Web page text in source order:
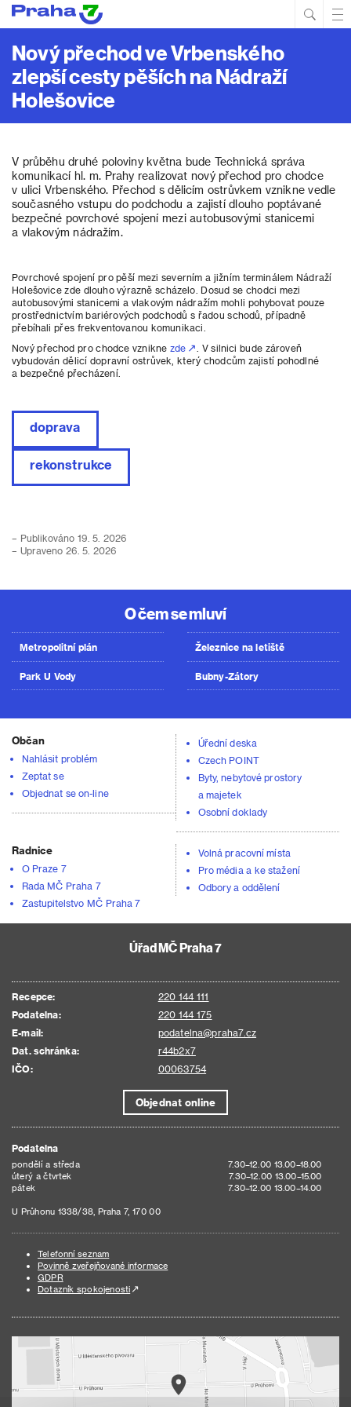
Nový přechod ve Vrbenského
zlepší cesty pěších na Nádraží
Holešovice
V průběhu druhé poloviny května bude Technická správa
komunikací hl. m. Prahy realizovat nový přechod pro chodce
v ulici Vrbenského. Přechod s dělicím ostrůvkem vznikne vedle
současného vstupu do podchodu a zajistí dlouho poptávané
bezpečné povrchové spojení mezi autobusovými stanicemi
a vlakovým nádražím.
Povrchové spojení pro pěší mezi severním a jižním terminálem Nádraží
Holešovice zde dlouho výrazně scházelo. Dosud se chodci mezi
autobusovými stanicemi a vlakovým nádražím mohli pohybovat pouze
prostřednictvím bariérových podchodů s řadou schodů, případně
přebíhali přes frekventovanou komunikaci.
Nový přechod pro chodce vzniknezde
. V silnici bude zároveň
vybudován dělicí dopravní ostrůvek, který chodcům zajistí pohodlné
a bezpečné přecházení.
doprava
rekonstrukce
– Publikováno 19. 5. 2026
– Upraveno 26. 5. 2026
O čem se mluví
Metropolitní plán
Park U Vody
Železnice na letiště
Bubny-Zátory
Občan
Nahlásit problém
Zeptat se
Objednat se on-line
Úřední deska
Czech POINT
Byty, nebytové prostory
a majetek
Osobní doklady
Radnice
O Praze 7
Rada MČ Praha 7
Zastupitelstvo MČ Praha 7
Volná pracovní místa
Pro média a ke stažení
Odbory a oddělení
Úřad MČ Praha 7
Recepce:
220 144 111
Podatelna:
220 144 175
E-mail:
podatelna@praha7.cz
Dat. schránka:
r44b2x7
IČO:
00063754
Objednat online
Podatelna
pondělí a středa
7.30–12.00 13.00–18.00
úterý a čtvrtek
7.30–12.00 13.00–15.00
pátek
7.30–12.00 13.00–14.00
U Průhonu 1338/38, Praha 7, 170 00
Telefonní seznam
Povinně zveřejňované informace
GDPR
Dotazník spokojenosti